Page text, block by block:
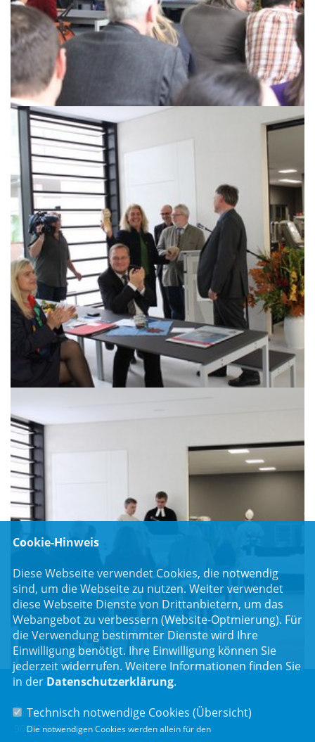
Luitpoldstr. 55
96052 Bamberg
Cookie-Hinweis
Diese Webseite verwendet Cookies, die notwendig
sind, um die Webseite zu nutzen. Weiter verwendet
diese Webseite Dienste von Drittanbietern, um das
Webangebot zu verbessern (Website-Optmierung). Für
die Verwendung bestimmter Dienste wird Ihre
Einwilligung benötigt. Ihre Einwilligung können Sie
jederzeit widerrufen. Weitere Informationen finden Sie
in der Datenschutzerklärung.
Technisch notwendige Cookies (Übersicht)
Die notwendigen Cookies werden allein für den